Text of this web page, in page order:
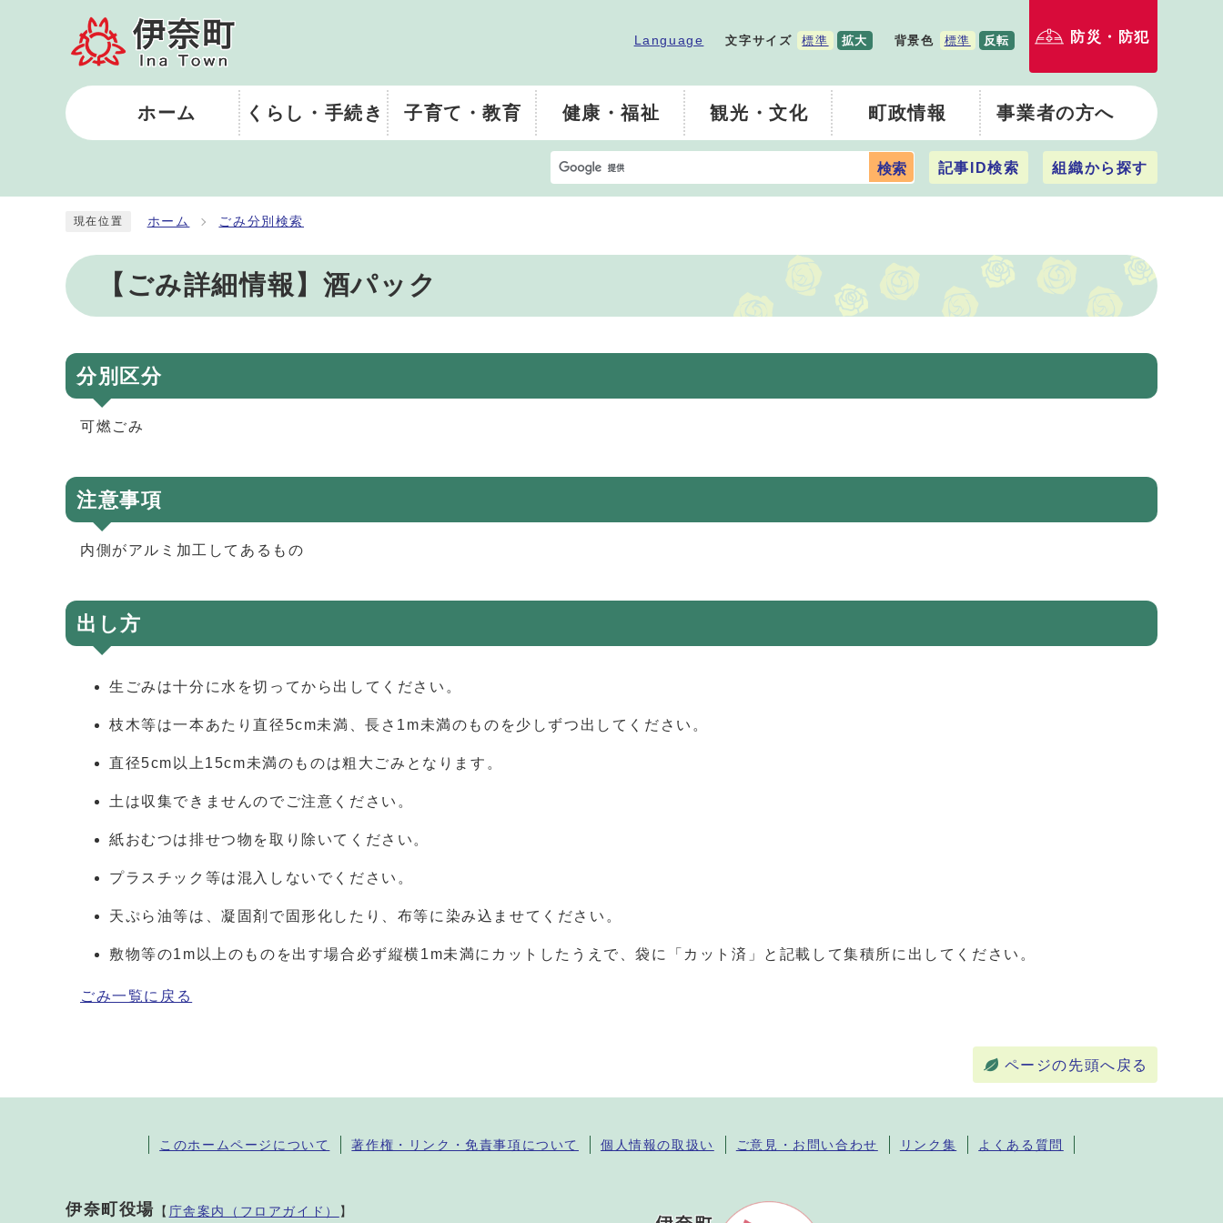
Language 文字サイズ 標準 拡大 背景色 標準 反転 防災・防犯
ホーム くらし・手続き 子育て・教育 健康・福祉 観光・文化 町政情報 事業者の方へ
検索 記事ID検索 組織から探す
現在位置 ホーム ごみ分別検索
【ごみ詳細情報】酒パック
分別区分
可燃ごみ
注意事項
内側がアルミ加工してあるもの
出し方
生ごみは十分に水を切ってから出してください。
枝木等は一本あたり直径5cm未満、長さ1m未満のものを少しずつ出してください。
直径5cm以上15cm未満のものは粗大ごみとなります。
土は収集できませんのでご注意ください。
紙おむつは排せつ物を取り除いてください。
プラスチック等は混入しないでください。
天ぷら油等は、凝固剤で固形化したり、布等に染み込ませてください。
敷物等の1m以上のものを出す場合必ず縦横1m未満にカットしたうえで、袋に「カット済」と記載して集積所に出してください。
ごみ一覧に戻る
ページの先頭へ戻る
このホームページについて 著作権・リンク・免責事項について 個人情報の取扱い ご意見・お問い合わせ リンク集 よくある質問
伊奈町役場 【 庁舎案内（フロアガイド） 】